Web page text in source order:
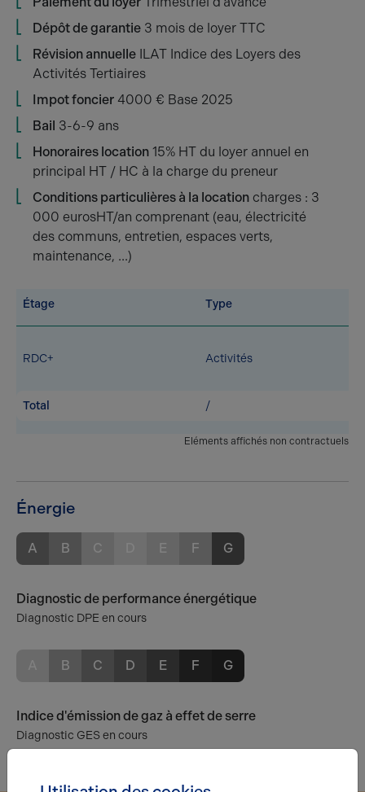
Dépôt de garantie 3 mois de loyer TTC
Révision annuelle ILAT Indice des Loyers des
Activités Tertiaires
Impot foncier 4000 € Base 2025
Bail 3-6-9 ans
Honoraires location 15% HT du loyer annuel en
principal HT / HC à la charge du preneur
Conditions particulières à la location charges : 3
000 eurosHT/an comprenant (eau, électricité
des communs, entretien, espaces verts,
maintenance, ...)
Étage Type
RDC+ Activités
Total /
Eléments affichés non contractuels
Énergie
A B C E F G
Diagnostic de performance énergétique
Diagnostic DPE en cours
B C D E F G
Indice d'émission de gaz à effet de serre
Diagnostic GES en cours